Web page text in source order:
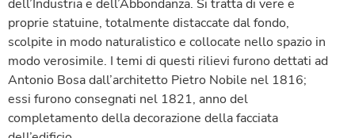
dell’Industria e dell’Abbondanza. Si tratta di vere e
proprie statuine, totalmente distaccate dal fondo,
scolpite in modo naturalistico e collocate nello spazio in
modo verosimile. I temi di questi rilievi furono dettati ad
Antonio Bosa dall’architetto Pietro Nobile nel 1816;
essi furono consegnati nel 1821, anno del
completamento della decorazione della facciata